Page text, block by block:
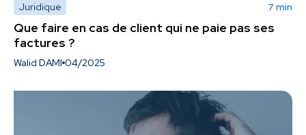
Juridique 7 min
Que faire en cas de client qui ne paie pas ses
factures ?
Walid DAMI 04/2025